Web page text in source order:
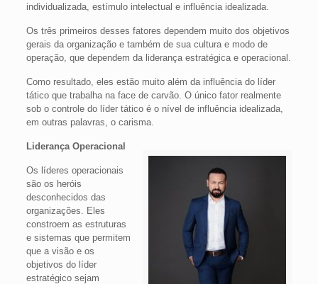
individualizada, estímulo intelectual e influência idealizada.
Os três primeiros desses fatores dependem muito dos objetivos
gerais da organização e também de sua cultura e modo de
operação, que dependem da liderança estratégica e operacional.
Como resultado, eles estão muito além da influência do líder
tático que trabalha na face de carvão. O único fator realmente
sob o controle do líder tático é o nível de influência idealizada,
em outras palavras, o carisma.
Liderança Operacional
Os líderes operacionais
são os heróis
desconhecidos das
organizações. Eles
constroem as estruturas
e sistemas que permitem
que a visão e os
objetivos do líder
estratégico sejam